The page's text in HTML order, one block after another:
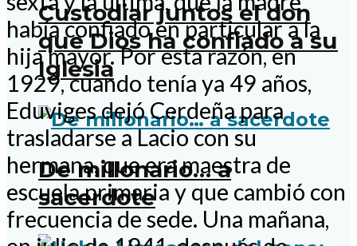
Custodiar juntos el don
que Dios ha confiado a su
Iglesia
De millonario… a
sacerdote
había confiado en particular a la
hija mayor. Por esta razón, en
1929, cuando tenía ya 49 años,
Eduviges dejó Cerdeña para
trasladarse a Lacio con su
hermana, que era maestra de
escuela primaria y que cambió con
frecuencia de sede. Una mañana,